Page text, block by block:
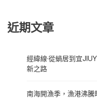
近期文章
經緯線·從蝸居到宜
新之路
南海開漁季，漁港沸